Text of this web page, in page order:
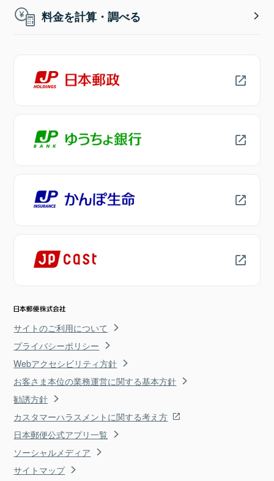
料金を計算・調べる
サイトのご利用について
プライバシーポリシー
Webアクセシビリティ方針
お客さま本位の業務運営に関する基本方針
勧誘方針
カスタマーハラスメントに関する考え方
日本郵便公式アプリ一覧
ソーシャルメディア
サイトマップ